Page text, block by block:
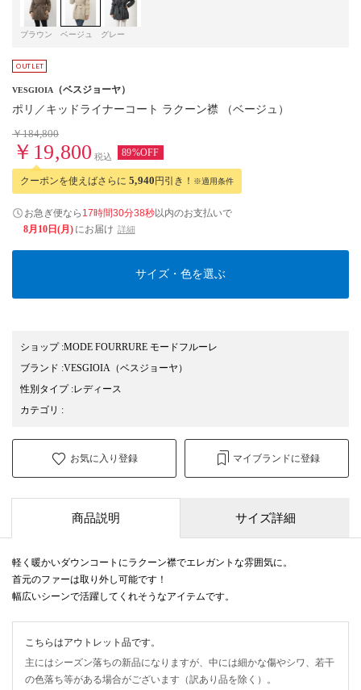
ブラウン ベージュ グレー
VESGIOIA （ベスジョーヤ）
ポリ／キッドライナーコート ラクーン襟 （ベージュ）
￥184,800
￥19,800 税込 89%OFF
クーポンを使えばさらに 5,940円引き！ ※適用条件
お急ぎ便なら 17時間30分38秒以内のお支払いで
8月10日(月) にお届け 詳細
サイズ・色を選ぶ
ショップ:MODE FOURRURE モードフルーレ
ブランド :VESGIOIA （ベスジョーヤ）
性別タイプ:レディース
カテゴリ :
お気に入り登録 マイブランドに登録
商品説明 サイズ詳細
軽く暖かいダウンコートにラクーン襟でエレガントな雰囲気に。
首元のファーは取り外し可能です！
幅広いシーンで活躍してくれそうなアイテムです。
こちらはアウトレット品です。
主にはシーズン落ちの新品になりますが、中には細かな傷やシワ、若干
の色落ち等がある場合がございます（訳あり品を除く）。